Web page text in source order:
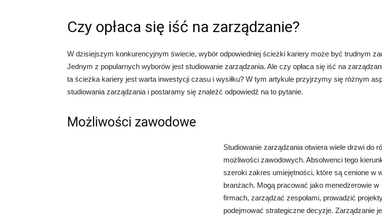
Czy opłaca się iść na zarządzanie?
W dzisiejszym konkurencyjnym świecie, wybór odpowiedniej ścieżki kariery może być trudnym
Jednym z popularnych wyborów jest studiowanie zarządzania. Ale czy opłaca się iść na
ta ścieżka kariery jest warta inwestycji czasu i wysiłku? W tym artykule przyjrzymy się różnym
studiowania zarządzania i postaramy się znaleźć odpowiedź na to pytanie.
Możliwości zawodowe
Studiowanie zarządzania otwiera wiele drzwi do
możliwości zawodowych. Absolwenci tego
szeroki zakres umiejętności, które są cenione w
branżach. Mogą pracować jako menedżerowie w
firmach, zarządzać zespołami, prowadzić
podejmować strategiczne decyzje. Zarządzanie